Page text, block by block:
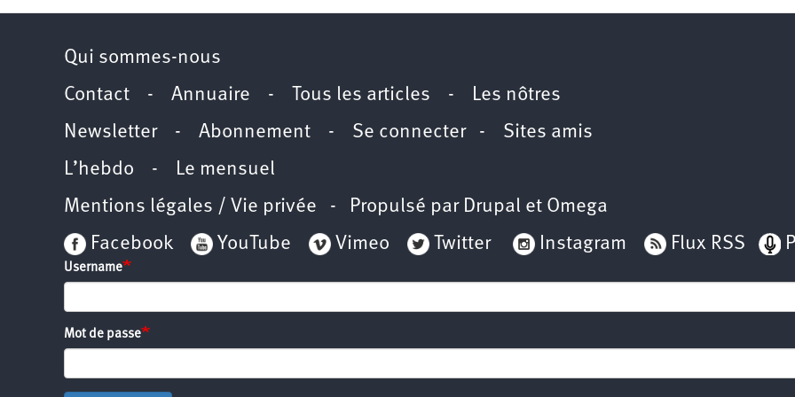
Qui sommes-nous
Contact - Annuaire - Tous les articles - Les nôtres
Newsletter- Abonnement - Se connecter- Sites amis
L’hebdo - Le mensuel
Mentions légales / Vie privée - Propulsé par Drupal et Omega
Facebook
YouTube Vimeo Twitter Instagram Flux RSS
Username
Mot de passe